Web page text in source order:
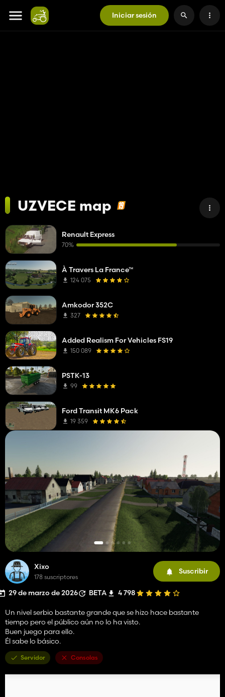
Iniciar sesión
UZVECE map
Xixo
178 suscriptores
Suscribir
29 de marzo de 2026 BETA 4 798
Un nivel serbio bastante grande que se hizo hace bastante
tiempo pero el público aún no lo ha visto.
Buen juego para ello.
Él sabe lo básico.
Servidor Consolas
Renault Express
70%
À Travers La France™
124 075
Amkodor 352C
327
Added Realism For Vehicles FS19
150 089
PSTK-13
99
Ford Transit MK6 Pack
19 359